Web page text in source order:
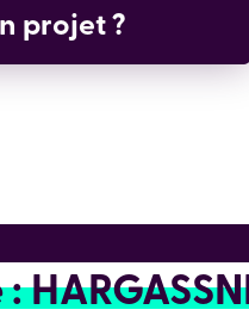
projet ?